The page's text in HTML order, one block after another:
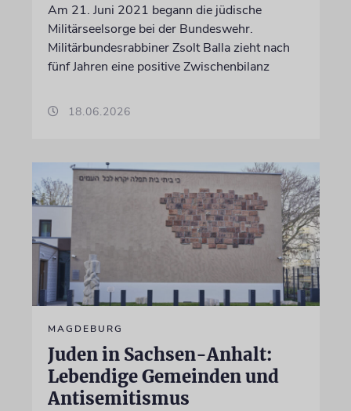
Am 21. Juni 2021 begann die jüdische
Militärseelsorge bei der Bundeswehr.
Militärbundesrabbiner Zsolt Balla zieht nach
fünf Jahren eine positive Zwischenbilanz
18.06.2026
MAGDEBURG
Juden in Sachsen-Anhalt:
Lebendige Gemeinden und
Antisemitismus